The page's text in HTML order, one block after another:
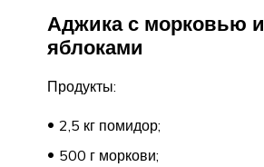
Аджика с морковью и
яблоками
Продукты:
2,5 кг помидор;
500 г моркови;